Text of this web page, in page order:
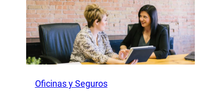
Oficinas y Seguros